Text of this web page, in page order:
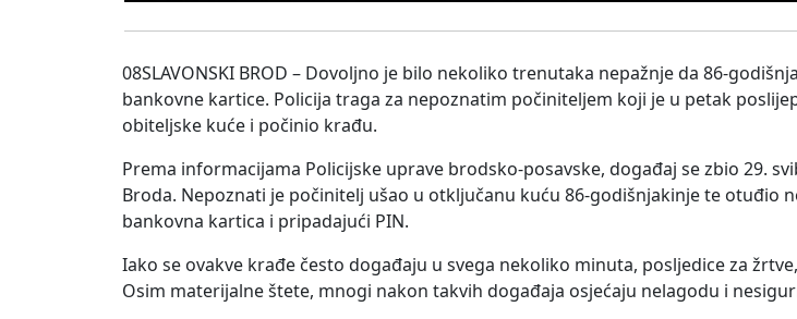
08SLAVONSKI BROD – Dovoljno je bilo nekoliko trenutaka nepažnje da 86-
bankovne kartice. Policija traga za nepoznatim počiniteljem koji je u petak
obiteljske kuće i počinio krađu.
Prema informacijama Policijske uprave brodsko-posavske, događaj se zbio 29.
Broda. Nepoznati je počinitelj ušao u otključanu kuću 86-godišnjakinje te otuđio
bankovna kartica i pripadajući PIN.
Iako se ovakve krađe često događaju u svega nekoliko minuta, posljedice za
Osim materijalne štete, mnogi nakon takvih događaja osjećaju nelagodu i